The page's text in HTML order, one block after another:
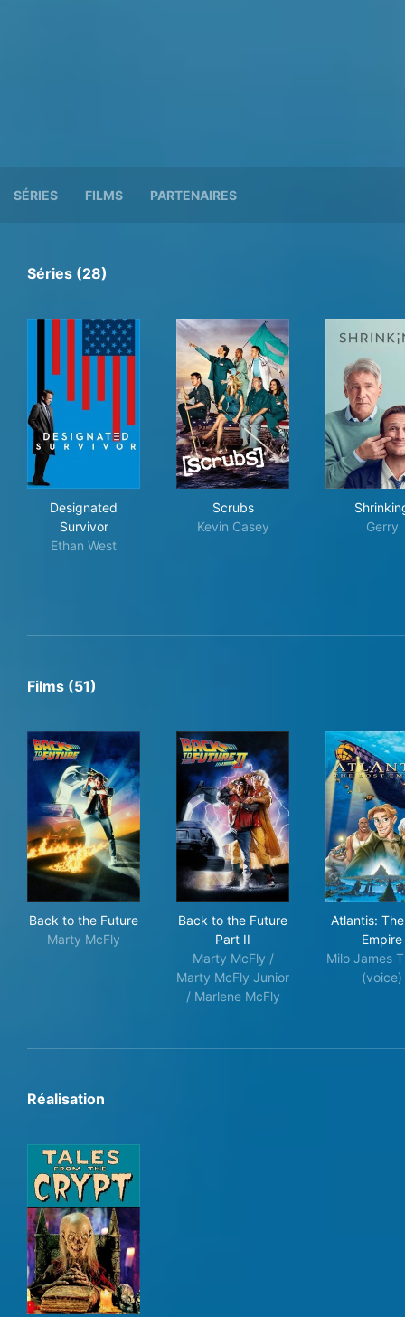
SÉRIES FILMS PARTENAIRES
Séries (28)
Designated
Survivor
Ethan West
Scrubs
Kevin Casey
Gerry
Films (51)
Back to the Future
Marty McFly
Back to the Future
Part II
Marty McFly /
Marty McFly Junior
/ Marlene McFly
Atlantis:
Empire
Milo James
(voice)
Réalisation